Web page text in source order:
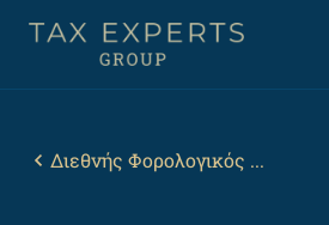
προς
Breadcrumb
Διεθνής Φορολογικός ...